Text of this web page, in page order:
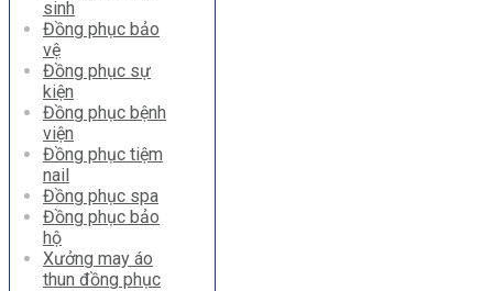
sinh
Đồng phục bảo
vệ
Đồng phục sự
kiện
Đồng phục bệnh
viện
Đồng phục tiệm
nail
Đồng phục spa
Đồng phục bảo
hộ
Xưởng may áo
thun đồng phục